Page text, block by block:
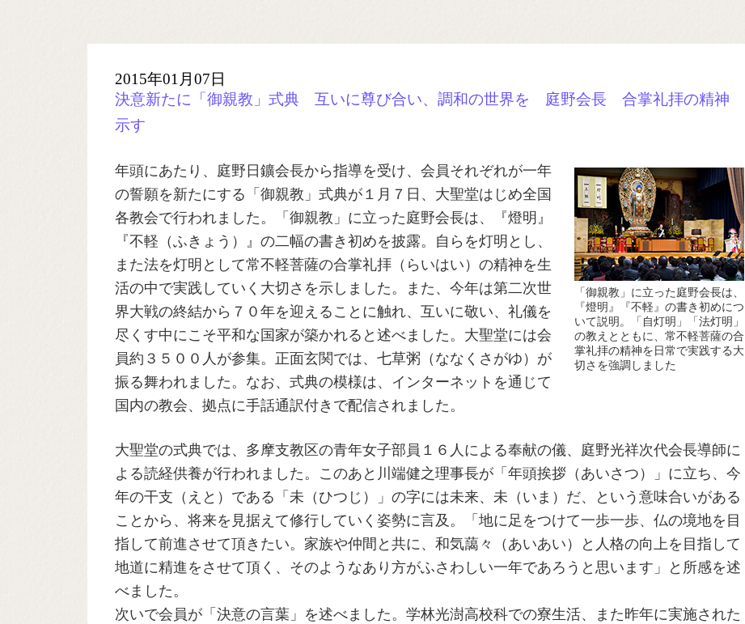
2015年01月07日
決意新たに「御親教」式典 互いに尊び合い、調和の世界を 庭野会長 合掌礼拝の精神
示す
「御親教」に立った庭野会長は、
『燈明』『不軽』の書き初めにつ
いて説明。「自灯明」「法灯明」
の教えとともに、常不軽菩薩の合
掌礼拝の精神を日常で実践する大
切さを強調しました
年頭にあたり、庭野日鑛会長から指導を受け、会員それぞれが一年
の誓願を新たにする「御親教」式典が１月７日、大聖堂はじめ全国
各教会で行われました。「御親教」に立った庭野会長は、『燈明』
『不軽（ふきょう）』の二幅の書き初めを披露。自らを灯明とし、
また法を灯明として常不軽菩薩の合掌礼拝（らいはい）の精神を生
活の中で実践していく大切さを示しました。また、今年は第二次世
界大戦の終結から７０年を迎えることに触れ、互いに敬い、礼儀を
尽くす中にこそ平和な国家が築かれると述べました。大聖堂には会
員約３５００人が参集。正面玄関では、七草粥（ななくさがゆ）が
振る舞われました。なお、式典の模様は、インターネットを通じて
国内の教会、拠点に手話通訳付きで配信されました。
大聖堂の式典では、多摩支教区の青年女子部員１６人による奉献の儀、庭野光祥次代会長導師に
よる読経供養が行われました。このあと川端健之理事長が「年頭挨拶（あいさつ）」に立ち、今
年の干支（えと）である「未（ひつじ）」の字には未来、未（いま）だ、という意味合いがある
ことから、将来を見据えて修行していく姿勢に言及。「地に足をつけて一歩一歩、仏の境地を目
指して前進させて頂きたい。家族や仲間と共に、和気藹々（あいあい）と人格の向上を目指して
地道に精進をさせて頂く、そのようなあり方がふさわしい一年であろうと思います」と所感を述
べました。
次いで会員が「決意の言葉」を述べました。学林光澍高校科での寮生活、また昨年に実施された